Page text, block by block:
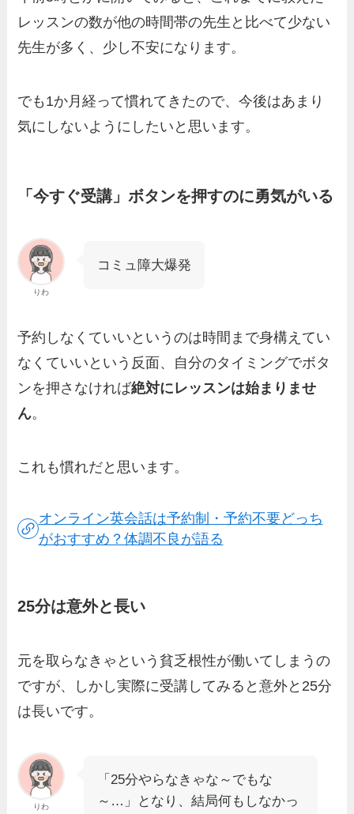
レッスンの数が他の時間帯の先生と比べて少ない
先生が多く、少し不安になります。
でも1か月経って慣れてきたので、今後はあまり
気にしないようにしたいと思います。
「今すぐ受講」ボタンを押すのに勇気がいる
りわ
コミュ障大爆発
予約しなくていいというのは時間まで身構えてい
なくていいという反面、自分のタイミングでボタ
ンを押さなければ絶対にレッスンは始まりませ
ん。
これも慣れだと思います。
オンライン英会話は予約制・予約不要どっち
がおすすめ？体調不良が語る
25分は意外と長い
元を取らなきゃという貧乏根性が働いてしまうの
ですが、しかし実際に受講してみると意外と25分
は長いです。
りわ
「25分やらなきゃな～でもな
～…」となり、結局何もしなかっ